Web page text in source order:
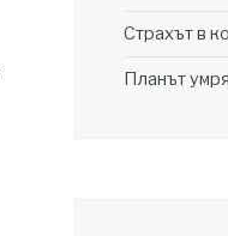
Страхът в
Планът